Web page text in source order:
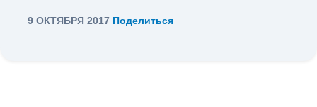
9 ОКТЯБРЯ 2017 Поделиться